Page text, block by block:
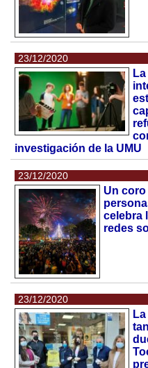
23/12/2020
investigación de la UMU
23/12/2020
Un coro
celebra
redes
23/12/2020